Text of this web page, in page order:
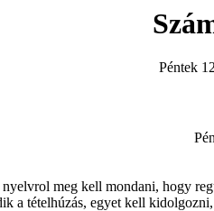
Péntek
meg kell mondani, hogy
a tételhúzás, egyet kell